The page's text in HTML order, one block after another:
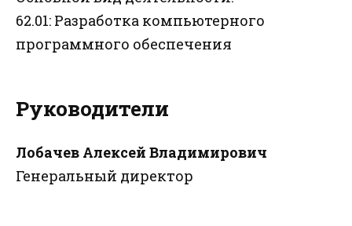
62.01: Разработка компьютерного
программного обеспечения
Руководители
Лобачев Алексей Владимирович
Генеральный директор